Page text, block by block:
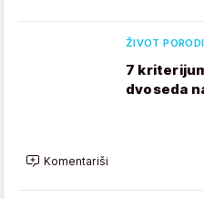
ŽIVOT
7
dvoseda
Komentariši